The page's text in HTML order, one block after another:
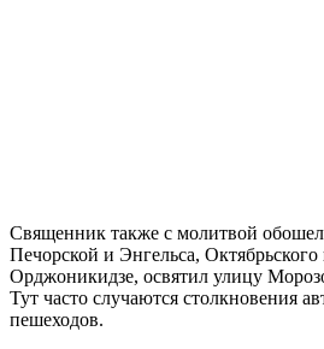
Священник также с молитвой обошел
Печорской и Энгельса,
Орджоникидзе, освятил улицу
Тут часто случаются столкновения
пешеходов.